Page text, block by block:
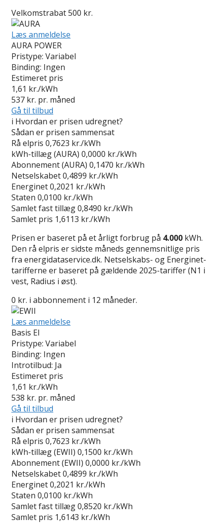
Velkomstrabat 500 kr.
Læs anmeldelse
AURA POWER
Pristype: Variabel
Binding: Ingen
Estimeret pris
1,61 kr./kWh
537 kr. pr. måned
Gå til tilbud
i Hvordan er prisen udregnet?
Sådan er prisen sammensat
Rå elpris 0,7623 kr./kWh
kWh-tillæg (AURA) 0,0000 kr./kWh
Abonnement (AURA) 0,1470 kr./kWh
Netselskabet0,4899 kr./kWh
Energinet0,2021 kr./kWh
Staten 0,0100 kr./kWh
Samlet fast tillæg0,8490 kr./kWh
Samlet pris 1,6113 kr./kWh
Prisen er baseret på et årligt forbrug på 4.000 kWh.
Den rå elpris er sidste måneds gennemsnitlige pris
fra energidataservice.dk. Netselskabs- og Energinet-
tarifferne er baseret på gældende 2025-tariffer (N1 i
vest, Radius i øst).
0 kr. i abbonnement i 12 måneder.
Læs anmeldelse
Basis El
Pristype: Variabel
Binding: Ingen
Introtilbud: Ja
Estimeret pris
1,61 kr./kWh
538 kr. pr. måned
Gå til tilbud
i Hvordan er prisen udregnet?
Sådan er prisen sammensat
Rå elpris 0,7623 kr./kWh
kWh-tillæg (EWII) 0,1500 kr./kWh
Abonnement (EWII) 0,0000 kr./kWh
Netselskabet0,4899 kr./kWh
Energinet0,2021 kr./kWh
Staten 0,0100 kr./kWh
Samlet fast tillæg0,8520 kr./kWh
Samlet pris 1,6143 kr./kWh